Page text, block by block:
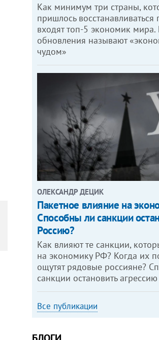
Как минимум три страны,
пришлось
входят топ-5 экономик
обновления называют
чудом»
ОЛЕКСАНДР ДЕЦИК
Пакетное влияние на
Способны ли санкции
Россию?
Как влияют те санкции,
на экономику РФ? Когда их
ощутят рядовые россияне?
санкции остановить
Все публикации